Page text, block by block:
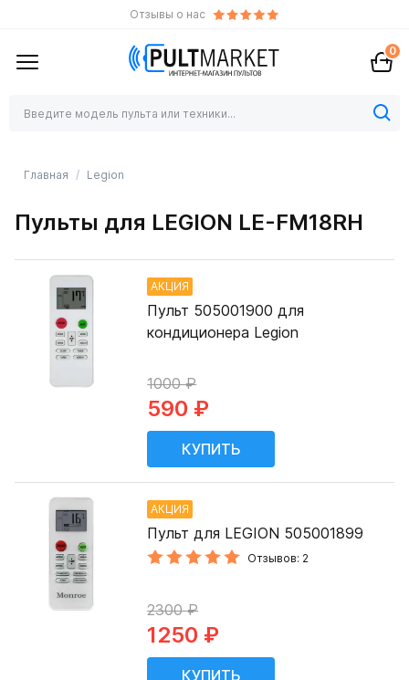
Отзывы о нас
0
Главная Legion
Пульты для LEGION LE-FM18RH
АКЦИЯ
Пульт 505001900 для
кондиционера Legion
1000 ₽
590 ₽
АКЦИЯ
Пульт для LEGION 505001899
Отзывов: 2
2300 ₽
1250 ₽